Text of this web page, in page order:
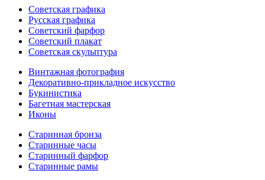
Советская графика
Русская графика
Советский фарфор
Советский плакат
Советская скульптура
Винтажная фотография
Декоративно-прикладное искусство
Букинистика
Багетная мастерская
Иконы
Старинная бронза
Старинные часы
Старинный фарфор
Старинные рамы